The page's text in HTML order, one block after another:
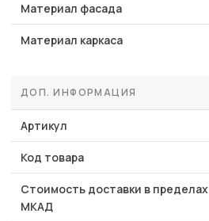
Материал фасада
Материал каркаса
ДОП. ИНФОРМАЦИЯ
Артикул
Код товара
Стоимость доставки в пределах
МКАД